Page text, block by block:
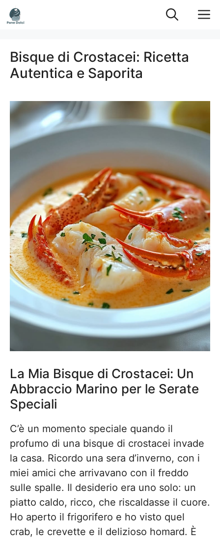
Vai
al
Bisque di Crostacei: Ricetta
Autentica e Saporita
La Mia Bisque di Crostacei: Un
Abbraccio Marino per le Serate
Speciali
C’è un momento speciale quando il
profumo di una bisque di crostacei invade
la casa. Ricordo una sera d’inverno, con i
miei amici che arrivavano con il freddo
sulle spalle. Il desiderio era uno solo: un
piatto caldo, ricco, che riscaldasse il cuore.
Ho aperto il frigorifero e ho visto quel
crab, le crevette e il delizioso homard. È